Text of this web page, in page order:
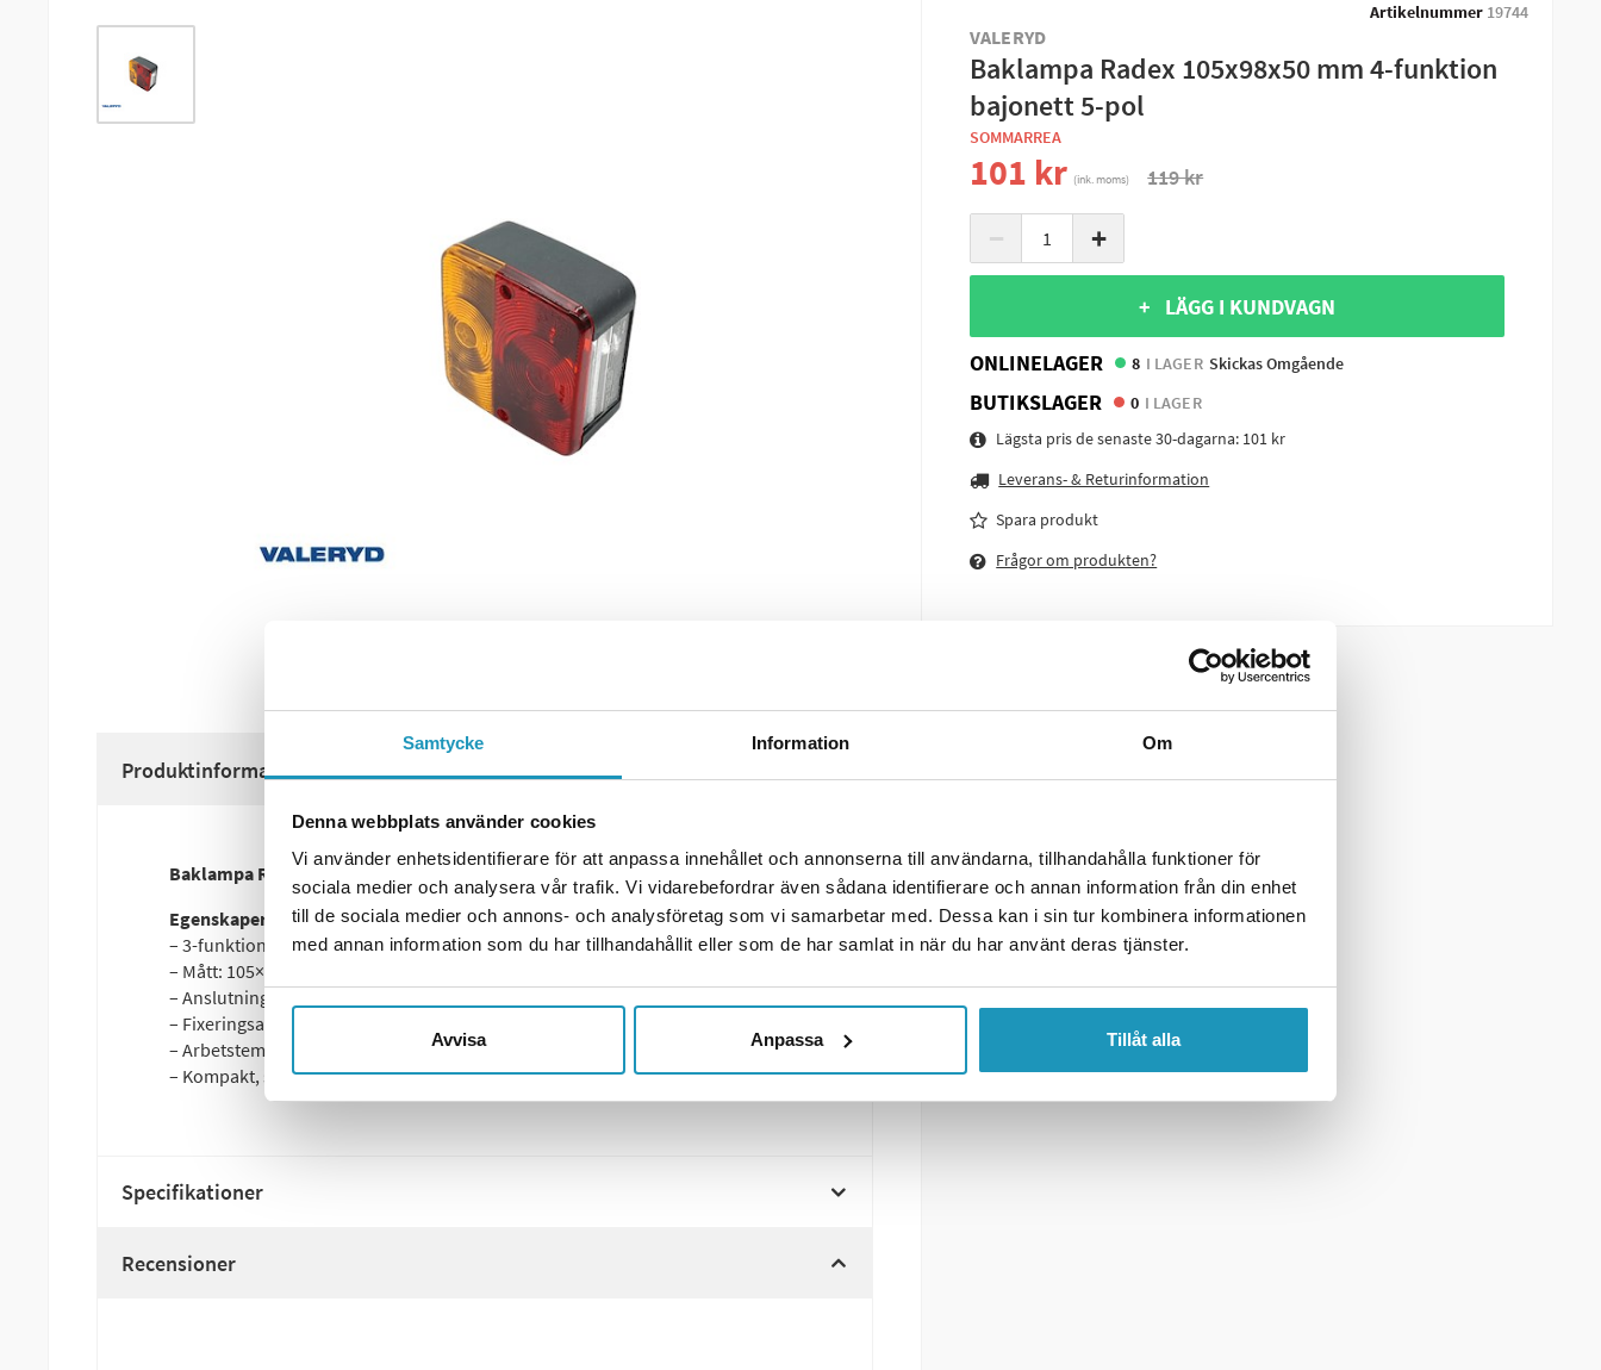
Samtycke Information Om
Denna webbplats använder cookies
Vi använder enhetsidentifierare för att anpassa innehållet och annonserna till användarna, tillhandahålla funktioner för
sociala medier och analysera vår trafik. Vi vidarebefordrar även sådana identifierare och annan information från din enhet
till de sociala medier och annons- och analysföretag som vi samarbetar med. Dessa kan i sin tur kombinera informationen
med annan information som du har tillhandahållit eller som de har samlat in när du har använt deras tjänster.
Avvisa Anpassa Tillåt alla
Artikelnummer 19744
VALERYD
Baklampa Radex 105x98x50 mm 4-funktion
bajonett 5-pol
SOMMARREA
101 kr (ink. moms) 119 kr
− +
+ LÄGG I KUNDVAGN
ONLINELAGER 8 I LAGER Skickas Omgående
BUTIKSLAGER 0 I LAGER
Lägsta pris de senaste 30-dagarna: 101 kr
Leverans- & Returinformation
Spara produkt
Frågor om produkten?
Produktinformation
Baklampa Radex – 105×98×50 mm
Egenskaper:
– 3-funktionell: Positionsljus, stoppljus, blinkers
– Mått: 105×98×50 mm
– Anslutning: Kabelgenomföring
– Fixeringsavstånd: 45/55 mm
– Arbetstemperatur: -20°C till +50°C
– Kompakt, stöttålig konstruktion
Specifikationer
Recensioner